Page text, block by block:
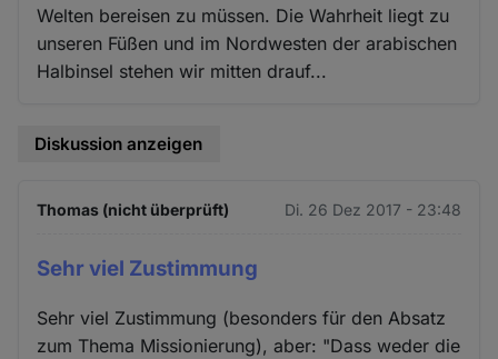
Welten bereisen zu müssen. Die Wahrheit liegt zu
unseren Füßen und im Nordwesten der arabischen
Halbinsel stehen wir mitten drauf...
Diskussion anzeigen
Thomas (nicht überprüft) Di. 26 Dez 2017 - 23:48
Sehr viel Zustimmung
Sehr viel Zustimmung (besonders für den Absatz
zum Thema Missionierung), aber: "Dass weder die